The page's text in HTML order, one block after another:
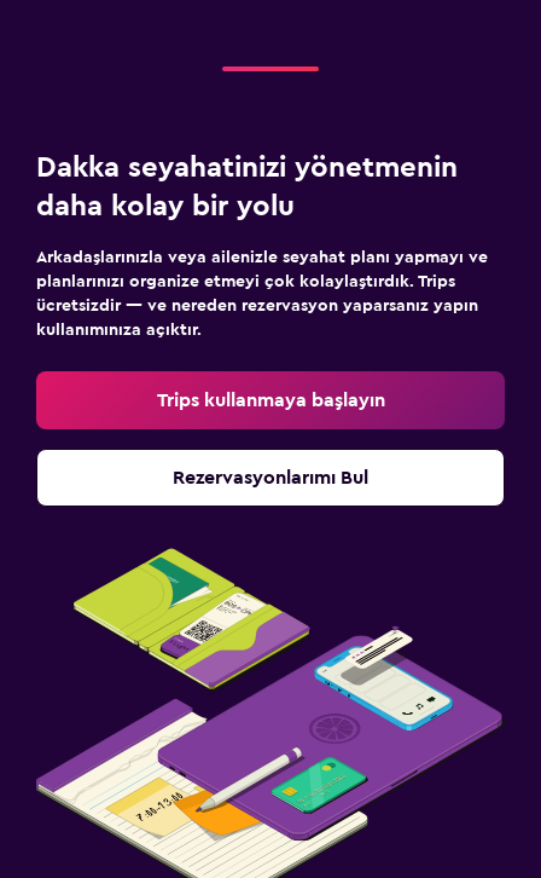
Dakka seyahatinizi yönetmenin
daha kolay bir yolu
Arkadaşlarınızla veya ailenizle seyahat planı yapmayı ve
planlarınızı organize etmeyi çok kolaylaştırdık. Trips
ücretsizdir — ve nereden rezervasyon yaparsanız yapın
kullanımınıza açıktır.
Trips kullanmaya başlayın
Rezervasyonlarımı Bul